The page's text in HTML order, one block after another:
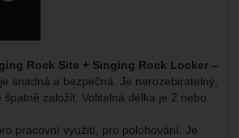
Rock Site + Singing Rock Locker –
snadná a bezpečná. Je nerozebiratelný,
založit. Volitelná délka je 2 nebo
pracovní využití, pro polohování. Je